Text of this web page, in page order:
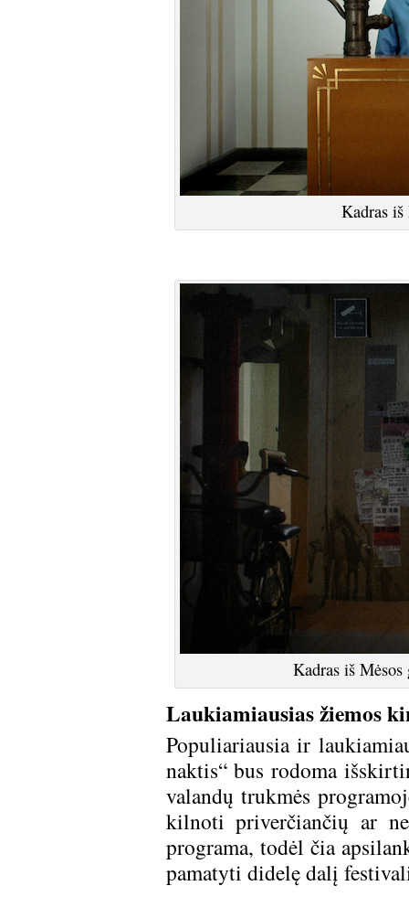
Kadras
Kadras iš
Laukiamiausias žiemos
Populiariausia ir
naktis“ bus rodoma
valandų trukmės
kilnoti priverčiančių ar
programa, todėl čia
pamatyti didelę dalį